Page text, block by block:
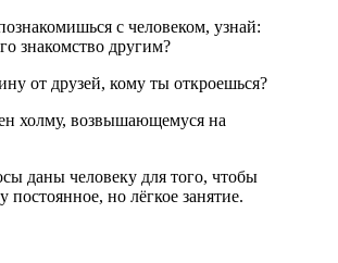
с человеком, узнай:
знакомство другим?
от друзей, кому ты откроешься?
холму, возвышающемуся на
даны человеку для того, чтобы
постоянное, но лёгкое занятие.